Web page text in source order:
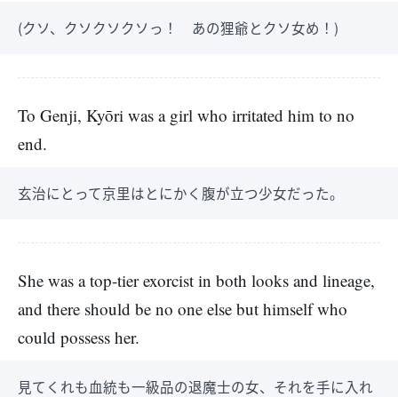
(クソ、クソクソクソっ！ あの狸爺とクソ女め！)
To Genji, Kyōri was a girl who irritated him to no
end.
玄治にとって京里はとにかく腹が立つ少女だった。
She was a top-tier exorcist in both looks and lineage,
and there should be no one else but himself who
could possess her.
見てくれも血統も一級品の退魔士の女、それを手に入れ